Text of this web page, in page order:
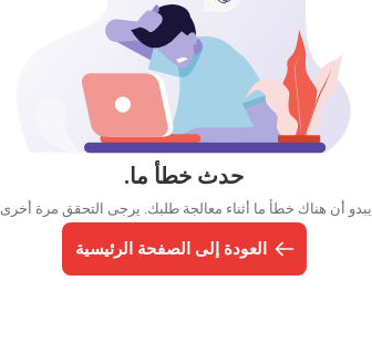
حدث خطأ ما.
يبدو أن هناك خطأ ما أثناء معالجة طلبك. يرجى التحقق مرة أخرى.
العودة إلى الصفحة الرئيسية